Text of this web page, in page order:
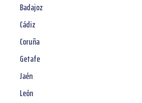
Badajoz
Cádiz
Coruña
Getafe
Jaén
León